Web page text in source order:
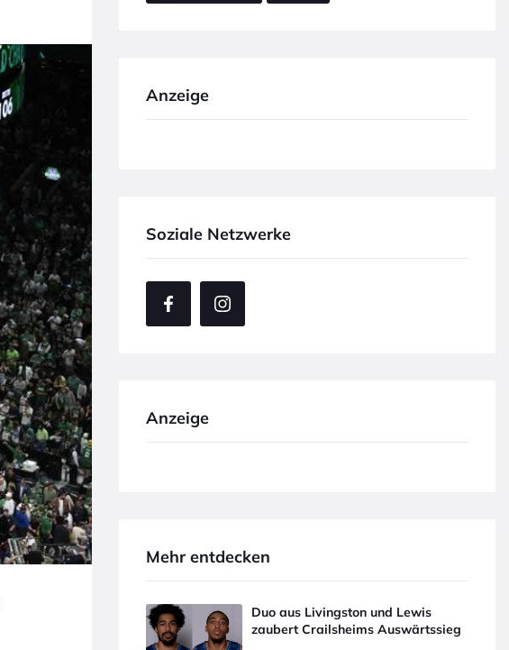
Anzeige
Soziale Netzwerke
Anzeige
Mehr entdecken
Duo aus Livingston und Lewis
zaubert Crailsheims Auswärtssieg